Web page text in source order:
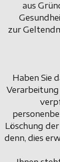
aus
zur
Haben Sie
Löschung
denn, dies